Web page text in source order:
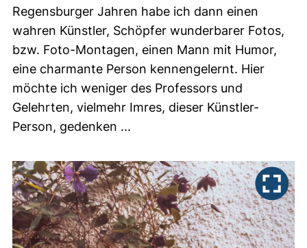
Regensburger Jahren habe ich dann einen
wahren Künstler, Schöpfer wunderbarer Fotos,
bzw. Foto-Montagen, einen Mann mit Humor,
eine charmante Person kennengelernt. Hier
möchte ich weniger des Professors und
Gelehrten, vielmehr Imres, dieser Künstler-
Person, gedenken ...